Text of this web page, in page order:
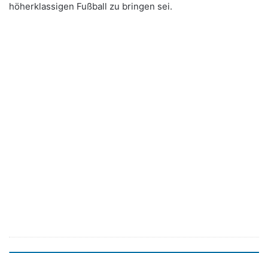
höherklassigen Fußball zu bringen sei.